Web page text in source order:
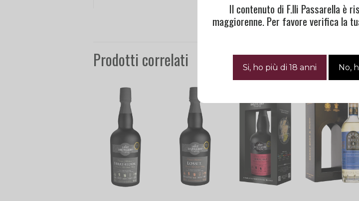
Prodotti correlati
Il contenuto di F.lli Passarella è
maggiorenne. Per favore verifica la